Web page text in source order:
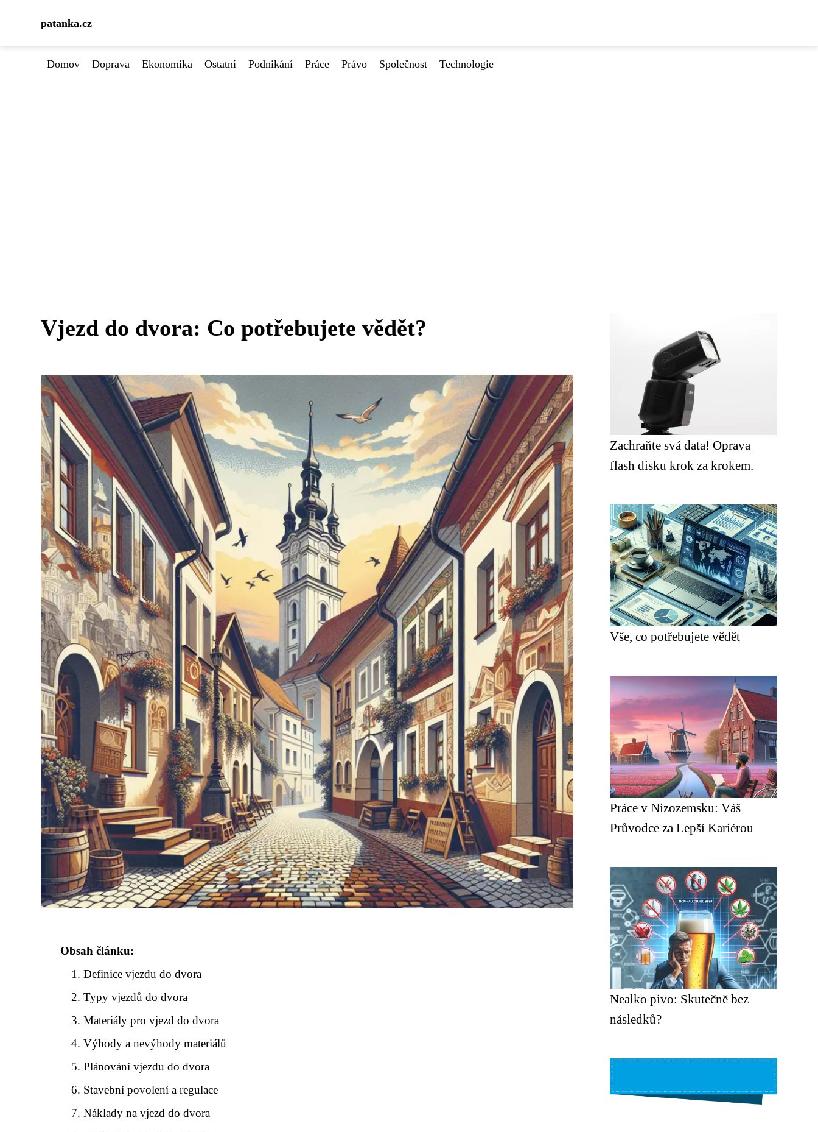
patanka.cz
Domov Doprava Ekonomika Ostatní Podnikání Práce Právo Společnost Technologie
Vjezd do dvora: Co potřebujete vědět?
Obsah článku:
Definice vjezdu do dvora
Typy vjezdů do dvora
Materiály pro vjezd do dvora
Výhody a nevýhody materiálů
Plánování vjezdu do dvora
Stavební povolení a regulace
Náklady na vjezd do dvora
Zachraňte svá data! Oprava
flash disku krok za krokem.
Vše, co potřebujete vědět
Práce v Nizozemsku: Váš
Průvodce za Lepší Kariérou
Nealko pivo: Skutečně bez
následků?